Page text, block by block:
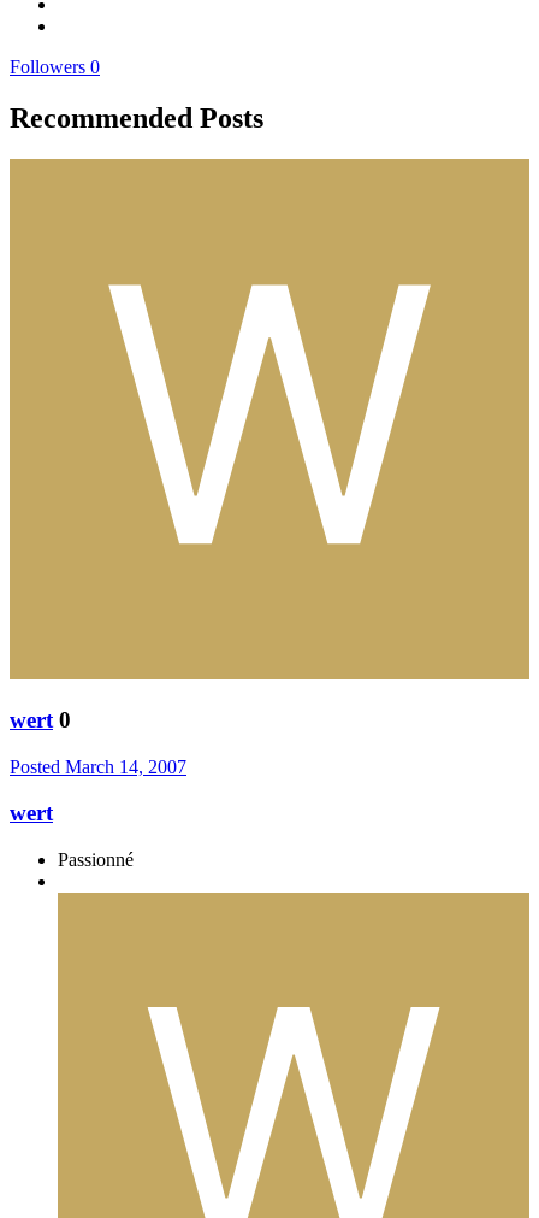
Followers 0
Recommended Posts
wert 0
Posted March 14, 2007
wert
Passionné